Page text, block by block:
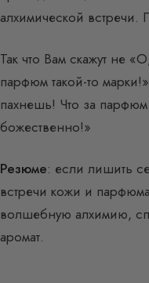
алхимической встречи.
Так что Вам скажут не
парфюм такой-то
пахнешь! Что за
божественно!»
Резюме: если лишить
встречи кожи и
волшебную алхимию,
аромат.